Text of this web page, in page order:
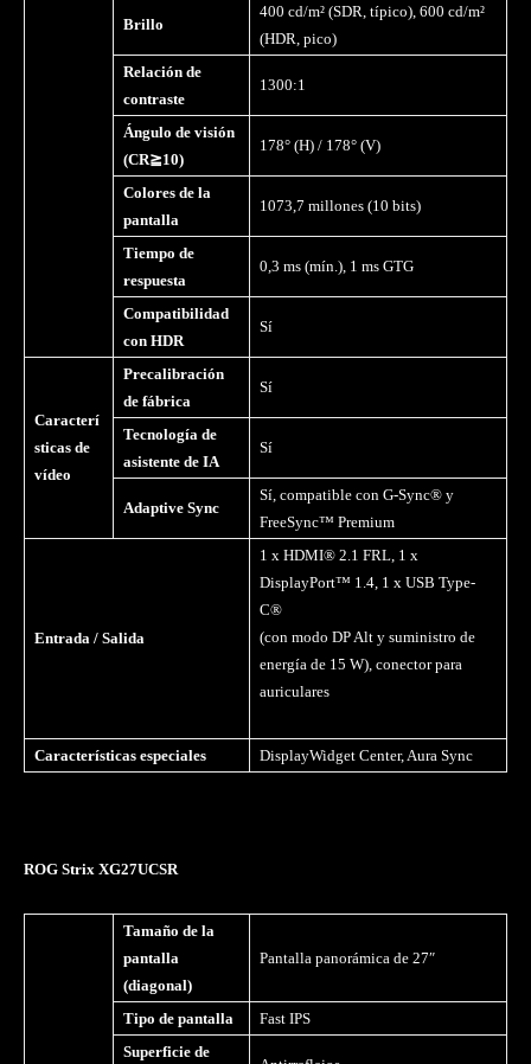
Brillo
400 cd/m² (SDR, típico), 600 cd/m²
(HDR, pico)
Relación de
contraste
1300:1
Ángulo de visión
(CR≧10)
178° (H) / 178° (V)
Colores de la
pantalla
1073,7 millones (10 bits)
Tiempo de
respuesta
0,3 ms (mín.), 1 ms GTG
Compatibilidad
con HDR
Sí
Caracterí
sticas de
vídeo
Precalibración
de fábrica
Sí
Tecnología de
asistente de IA
Sí
Adaptive Sync
Sí, compatible con G-Sync® y
FreeSync™ Premium
Entrada / Salida
1 x HDMI® 2.1 FRL, 1 x
DisplayPort™ 1.4, 1 x USB Type-
C®
(con modo DP Alt y suministro de
energía de 15 W), conector para
auriculares
Características especiales DisplayWidget Center, Aura Sync
ROG Strix XG27UCSR
Tamaño de la
pantalla
(diagonal)
Pantalla panorámica de 27″
Tipo de pantalla
Fast IPS
Superficie de